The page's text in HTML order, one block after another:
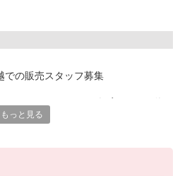
での販売スタッフ募集
もっと見る